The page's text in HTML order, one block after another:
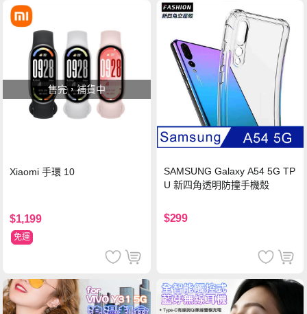
售完，補貨中
Xiaomi 手環 10
$1,199
免運
SAMSUNG Galaxy A54 5G TP
U 新四角透明防撞手機殼
$299